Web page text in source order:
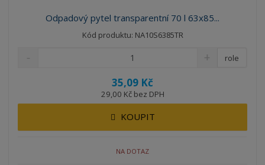
Odpadový pytel transparentní 70 l 63x85...
Kód produktu: NA10S6385TR
35,09 Kč
29,00 Kč bez DPH
role
KOUPIT
NA DOTAZ